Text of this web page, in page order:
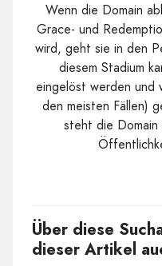
Wenn die Domain
Grace- und
wird, geht sie in den
diesem Stadium
eingelöst werden und
den meisten Fällen)
steht die
Über diese
dieser Artikel